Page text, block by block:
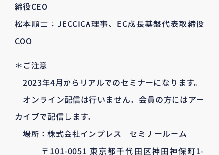
締役CEO
松本順士：JECCICA理事、EC成長基盤代表取締役
COO
＊ご注意
2023年4月からリアルでのセミナーになります。
オンライン配信は行いません。会員の方にはアー
カイブで配信します。
場所：株式会社インプレス セミナールーム
〒101-0051 東京都千代田区神田神保町1-